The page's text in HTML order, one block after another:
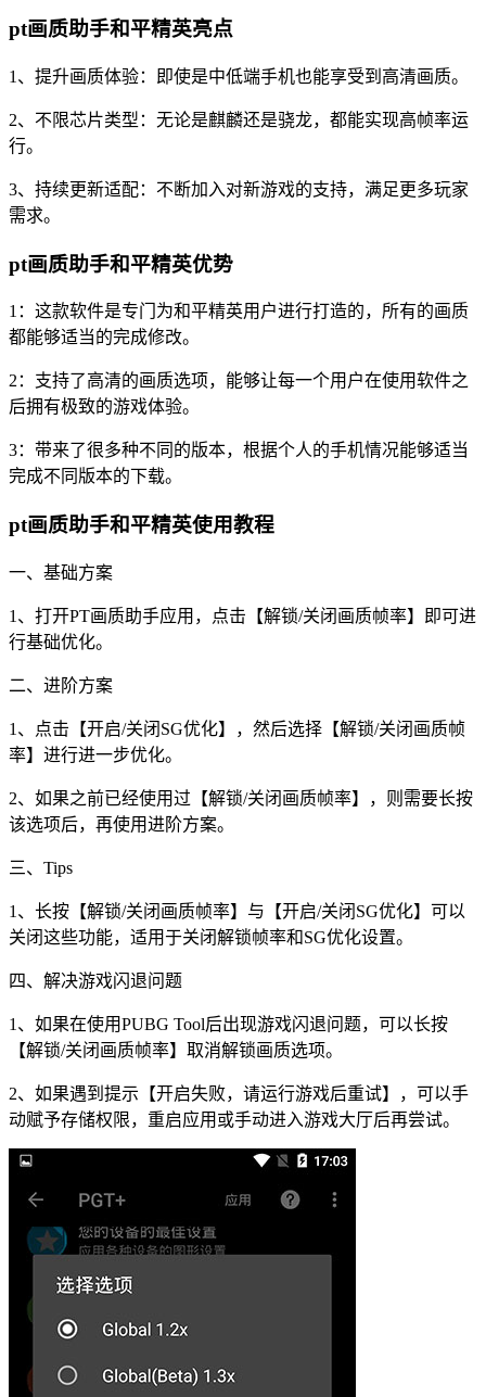
pt画质助手和平精英亮点
1、提升画质体验：即使是中低端手机也能享受到高清画质。
2、不限芯片类型：无论是麒麟还是骁龙，都能实现高帧率运
行。
3、持续更新适配：不断加入对新游戏的支持，满足更多玩家
需求。
pt画质助手和平精英优势
1：这款软件是专门为和平精英用户进行打造的，所有的画质
都能够适当的完成修改。
2：支持了高清的画质选项，能够让每一个用户在使用软件之
后拥有极致的游戏体验。
3：带来了很多种不同的版本，根据个人的手机情况能够适当
完成不同版本的下载。
pt画质助手和平精英使用教程
一、基础方案
1、打开PT画质助手应用，点击【解锁/关闭画质帧率】即可进
行基础优化。
二、进阶方案
1、点击【开启/关闭SG优化】，然后选择【解锁/关闭画质帧
率】进行进一步优化。
2、如果之前已经使用过【解锁/关闭画质帧率】，则需要长按
该选项后，再使用进阶方案。
三、Tips
1、长按【解锁/关闭画质帧率】与【开启/关闭SG优化】可以
关闭这些功能，适用于关闭解锁帧率和SG优化设置。
四、解决游戏闪退问题
1、如果在使用PUBG Tool后出现游戏闪退问题，可以长按
【解锁/关闭画质帧率】取消解锁画质选项。
2、如果遇到提示【开启失败，请运行游戏后重试】，可以手
动赋予存储权限，重启应用或手动进入游戏大厅后再尝试。